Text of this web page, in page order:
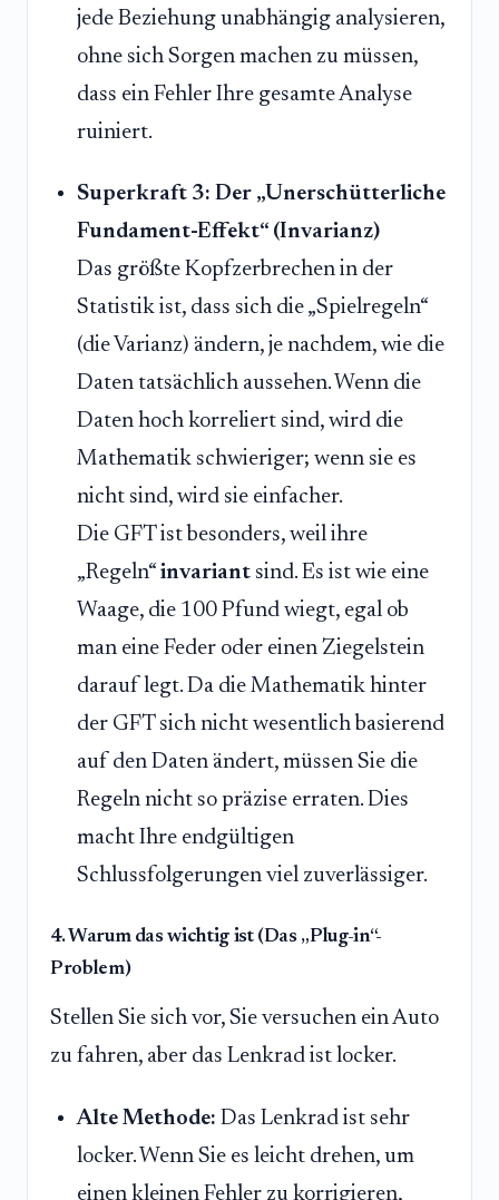
jede Beziehung unabhängig analysieren,
ohne sich Sorgen machen zu müssen,
dass ein Fehler Ihre gesamte Analyse
ruiniert.
Superkraft 3: Der „Unerschütterliche
Fundament-Effekt“ (Invarianz)
Das größte Kopfzerbrechen in der
Statistik ist, dass sich die „Spielregeln“
(die Varianz) ändern, je nachdem, wie die
Daten tatsächlich aussehen. Wenn die
Daten hoch korreliert sind, wird die
Mathematik schwieriger; wenn sie es
nicht sind, wird sie einfacher.
Die GFT ist besonders, weil ihre
„Regeln“ invariant sind. Es ist wie eine
Waage, die 100 Pfund wiegt, egal ob
man eine Feder oder einen Ziegelstein
darauf legt. Da die Mathematik hinter
der GFT sich nicht wesentlich basierend
auf den Daten ändert, müssen Sie die
Regeln nicht so präzise erraten. Dies
macht Ihre endgültigen
Schlussfolgerungen viel zuverlässiger.
4. Warum das wichtig ist (Das „Plug-in“-
Problem)
Stellen Sie sich vor, Sie versuchen ein Auto
zu fahren, aber das Lenkrad ist locker.
Alte Methode: Das Lenkrad ist sehr
locker. Wenn Sie es leicht drehen, um
einen kleinen Fehler zu korrigieren,